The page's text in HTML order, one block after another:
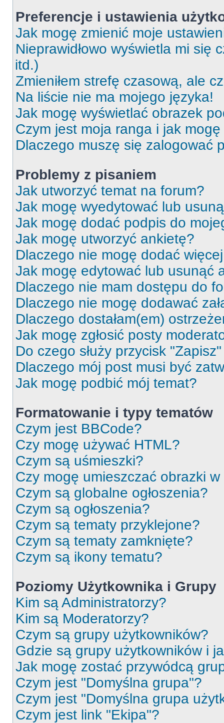
Preferencje i ustawienia
Jak mogę zmienić moje
Nieprawidłowo wyświetla mi się
itd.)
Zmieniłem strefę czasową, ale
Na liście nie ma mojego języka!
Jak mogę wyświetlać obrazek
Czym jest moja ranga i jak
Dlaczego muszę się zalogować
Problemy z pisaniem
Jak utworzyć temat na forum?
Jak mogę wyedytować lub
Jak mogę dodać podpis do
Jak mogę utworzyć ankietę?
Dlaczego nie mogę dodać
Jak mogę edytować lub usunąć
Dlaczego nie mam dostępu do
Dlaczego nie mogę dodawać
Dlaczego dostałam(em)
Jak mogę zgłosić posty
Do czego służy przycisk
Dlaczego mój post musi być
Jak mogę podbić mój temat?
Formatowanie i typy tematów
Czym jest BBCode?
Czy mogę używać HTML?
Czym są uśmieszki?
Czy mogę umieszczać obrazki
Czym są globalne ogłoszenia?
Czym są ogłoszenia?
Czym są tematy przyklejone?
Czym są tematy zamknięte?
Czym są ikony tematu?
Poziomy Użytkownika i Grupy
Kim są Administratorzy?
Kim są Moderatorzy?
Czym są grupy użytkowników?
Gdzie są grupy użytkowników i
Jak mogę zostać przywódcą
Czym jest "Domyślna grupa"?
Czym jest "Domyślna grupa
Czym jest link "Ekipa"?